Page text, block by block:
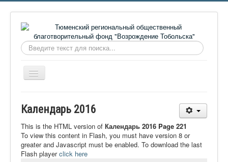
Искать...
Включить/
выключить
О фонде
Онлайн библиотека
Видеоматериалы
Календарь 2016
This is the HTML version of Календарь 2016 Page 221
To view this content in Flash, you must have version 8 or
greater and Javascript must be enabled. To download the last
Flash playerclick here